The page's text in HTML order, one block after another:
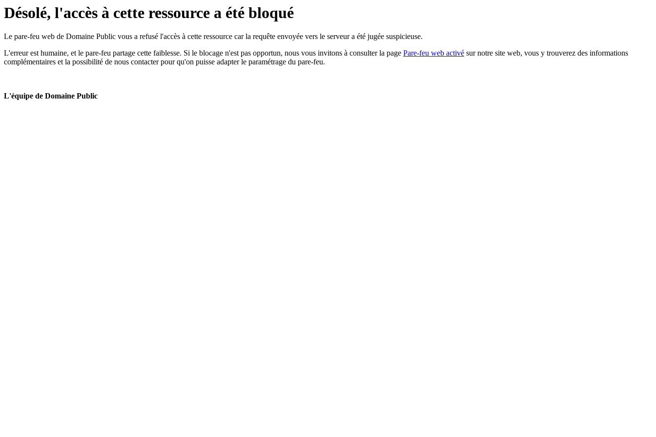
Désolé, l'accès à cette ressource a été bloqué
Le pare-feu web de Domaine Public vous a refusé l'accès à cette ressource car la requête envoyée vers le serveur a été jugée suspicieuse.
L'erreur est humaine, et le pare-feu partage cette faiblesse. Si le blocage n'est pas opportun, nous vous invitons à consulter la page Pare-feu web activé sur notre site web, vous y trouverez des informations
complémentaires et la possibilité de nous contacter pour qu'on puisse adapter le paramétrage du pare-feu.
L'équipe de Domaine Public